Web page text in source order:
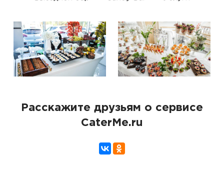
Расскажите друзьям о сервисе
CaterMe.ru